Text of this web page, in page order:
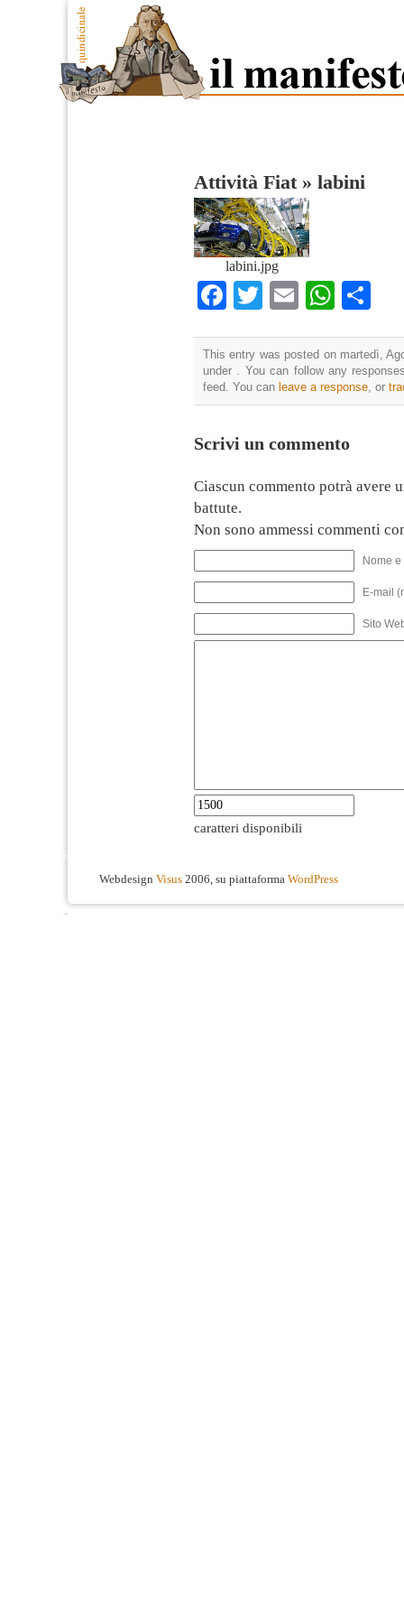
Attività Fiat» labini
labini.jpg
Facebook
TwitterEmail
This entry was posted on martedì,
under . You can follow any
feed. You can leave a response, or
Scrivi un commento
Ciascun commento potrà avere
battute.
Non sono ammessi commenti
Nome
E-mail
Sito
caratteri disponibili
Webdesign Visus 2006, su piattaforma WordPress